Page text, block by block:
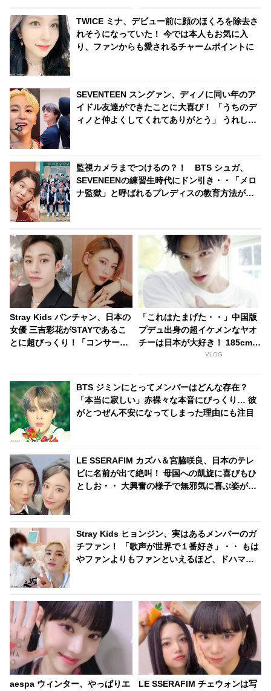
ないメンバーたちにほっこり
TWICE ミナ、デビュー前に顔のほくろを除去さ
れそうになっていた！ 今では本人もお気に入
り、ファンからも愛されるチャームポイントに
SEVENTEEN スングァン、ディノに同い年のア
イドル友達ができたことに大喜び！ 「うちのデ
ィノと仲よくしてくれてありがとう」 うれしす
監視カメラまでつけるの？！ BTS シュガ、
SEVENEENの練習生時代にドン引き・・「メロ
ナ監獄」と呼ばれるプレディスの教育方法が過
Stray Kids バンチャン、日本の
女優 三吉彩花がSTAYであるこ
とに超びっくり！「コンサート
くさそうに喜びを噛みしめる様
子がかわいすぎるとファンほっ
こり
「これはたまげた・・」中国版
プデュ出身の超イケメンなヤオ
チーは日本が大好き！ 185cmの
高身長と端正なルックスで大注
VLOG
BTS ジミンにとってメンバーはどんな存在？
「本当に寂しい」赤裸々な本音にびっくり… 彼
がとつぜん不安になってしまった理由にも注目
LE SSERAFIM カズハ＆宮脇咲良、日本のテレ
ビに名前が出て絶叫！ 母国への凱旋に喜びもひ
としお・・ 大興奮の様子で無邪気に喜ぶ姿がか
Stray Kids ヒョンジン、実はあるメンバーのガ
チファン！ 「歌声が世界で１番好き」・・ もは
やファンよりもファンといえるほど、ドハマり
aespa ウィンター、やっぱりエ
LE SSERAFIM チェウォンは写